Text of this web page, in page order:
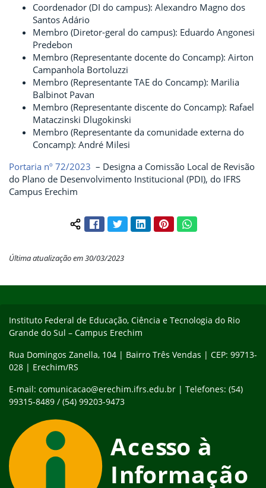
Coordenador (DI do campus): Alexandro Magno dos
Santos Adário
Membro (Diretor-geral do campus): Eduardo Angonesi
Predebon
Membro (Representante docente do Concamp): Airton
Campanhola Bortoluzzi
Membro (Representante TAE do Concamp): Marilia
Balbinot Pavan
Membro (Representante discente do Concamp): Rafael
Mataczinski Dlugokinski
Membro (Representante da comunidade externa do
Concamp): André Milesi
Portaria nº 72/2023 – Designa a Comissão Local de Revisão
do Plano de Desenvolvimento Institucional (PDI), do IFRS
Campus Erechim
Compartilhar conteúdo:
FacebookTwitterLinkedInPinterestWhatsApp
Última atualização em 30/03/2023
Instituto Federal de Educação, Ciência e Tecnologia do Rio
Grande do Sul – Campus Erechim
Rua Domingos Zanella, 104 | Bairro Três Vendas | CEP: 99713-
028 | Erechim/RS
E-mail: comunicacao@erechim.ifrs.edu.br | Telefones: (54)
99315-8489 / (54) 99203-9473